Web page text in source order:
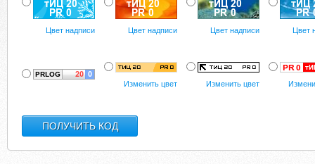
Цвет надписи Цвет надписи Цвет надписи Цвет
Изменить цвет Изменить цвет